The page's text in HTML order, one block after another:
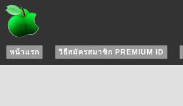
หน้าแรก วิธีสมัครสมาชิก PREMIUM ID